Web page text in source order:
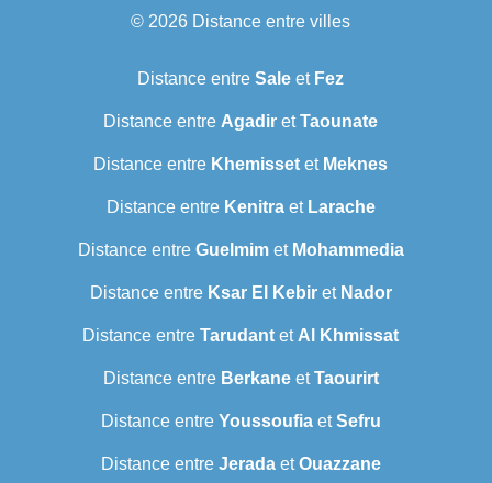
© 2026 Distance entre villes
Distance entre Sale et Fez
Distance entre Agadir etTaounate
Distance entre Khemisset et Meknes
Distance entre Kenitraet Larache
Distance entre Guelmimet Mohammedia
Distance entre Ksar El Kebiret Nador
Distance entre Tarudant et Al Khmissat
Distance entre BerkaneetTaourirt
Distance entre YoussoufiaetSefru
Distance entre JeradaetOuazzane